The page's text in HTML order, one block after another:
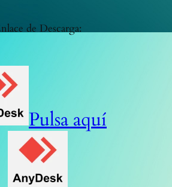
de Descarga:
Pulsa aquí